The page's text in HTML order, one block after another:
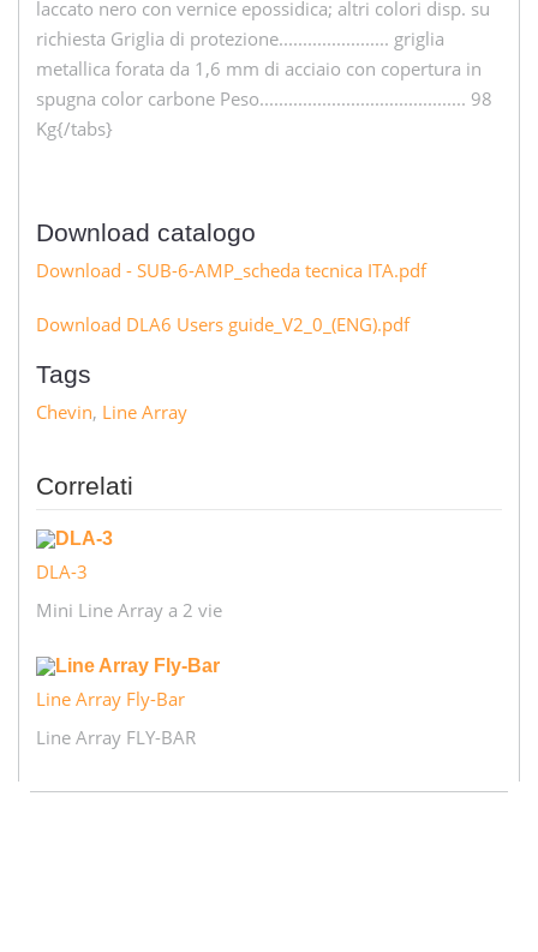
laccato nero con vernice epossidica; altri colori disp. su
richiesta Griglia di protezione....................... griglia
metallica forata da 1,6 mm di acciaio con copertura in
spugna color carbone Peso........................................... 98
Kg{/tabs}
Download catalogo
Download - SUB-6-AMP_scheda tecnica ITA.pdf
Download DLA6 Users guide_V2_0_(ENG).pdf
Tags
Chevin, Line Array
Correlati
DLA-3
Mini Line Array a 2 vie
Line Array Fly-Bar
Line Array FLY-BAR